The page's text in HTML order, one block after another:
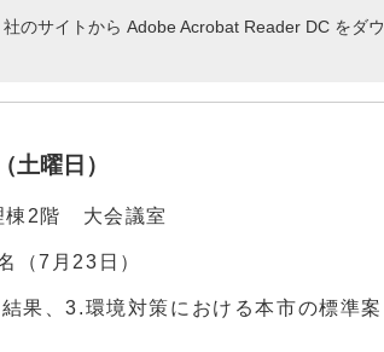
のサイトから Adobe Acrobat Reader DC をダウ
曜日）
棟2階 大会議室
7月23日）
果、3.環境対策における本市の標準案